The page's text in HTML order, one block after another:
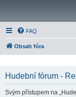
FAQ
Obsah fóra
Hudební fórum -
Svým přístupem na